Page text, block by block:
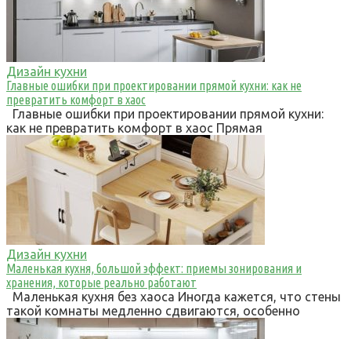
Дизайн кухни
Главные ошибки при проектировании прямой кухни: как не
превратить комфорт в хаос
Главные ошибки при проектировании прямой кухни:
как не превратить комфорт в хаос Прямая
Дизайн кухни
Маленькая кухня, большой эффект: приемы зонирования и
хранения, которые реально работают
Маленькая кухня без хаоса Иногда кажется, что стены
такой комнаты медленно сдвигаются, особенно